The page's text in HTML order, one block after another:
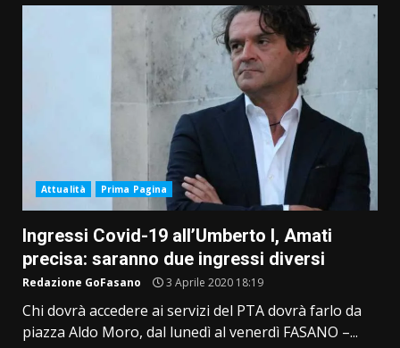
Attualità Prima Pagina
Ingressi Covid-19 all’Umberto I, Amati
precisa: saranno due ingressi diversi
Redazione GoFasano 3 Aprile 2020 18:19
Chi dovrà accedere ai servizi del PTA dovrà farlo da
piazza Aldo Moro, dal lunedì al venerdì FASANO –...